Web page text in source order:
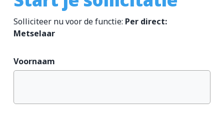
Solliciteer nu voor de functie: Per direct:
Metselaar
Voornaam